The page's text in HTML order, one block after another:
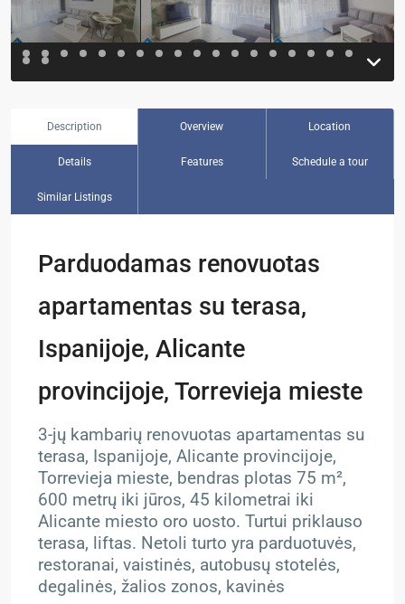
Description Overview Location
Details Features Schedule a tour
Similar Listings
Parduodamas renovuotas
apartamentas su terasa,
Ispanijoje, Alicante
provincijoje, Torrevieja mieste
3-jų kambarių renovuotas apartamentas su
terasa, Ispanijoje, Alicante provincijoje,
Torrevieja mieste, bendras plotas 75 m²,
600 metrų iki jūros, 45 kilometrai iki
Alicante miesto oro uosto. Turtui priklauso
terasa, liftas. Netoli turto yra parduotuvės,
restoranai, vaistinės, autobusų stotelės,
degalinės, žalios zonos, kavinės